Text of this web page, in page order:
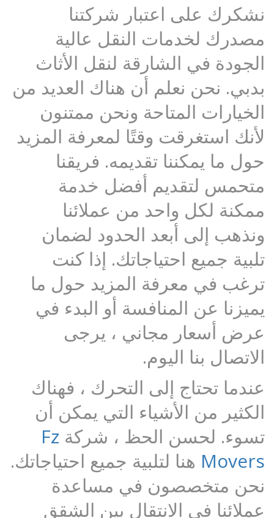
نشكرك على اعتبار شركتنا
مصدرك لخدمات النقل عالية
الجودة في الشارقة لنقل الأثاث
بدبي. نحن نعلم أن هناك العديد من
الخيارات المتاحة ونحن ممتنون
لأنك استغرقت وقتًا لمعرفة المزيد
حول ما يمكننا تقديمه. فريقنا
متحمس لتقديم أفضل خدمة
ممكنة لكل واحد من عملائنا
ونذهب إلى أبعد الحدود لضمان
تلبية جميع احتياجاتك. إذا كنت
ترغب في معرفة المزيد حول ما
يميزنا عن المنافسة أو البدء في
عرض أسعار مجاني ، يرجى
الاتصال بنا اليوم.
عندما تحتاج إلى التحرك ، فهناك
الكثير من الأشياء التي يمكن أن
تسوء. لحسن الحظ ، شركةFz
Moversهنا لتلبية جميع احتياجاتك.
نحن متخصصون في مساعدة
عملائنا في الانتقال بين الشقق